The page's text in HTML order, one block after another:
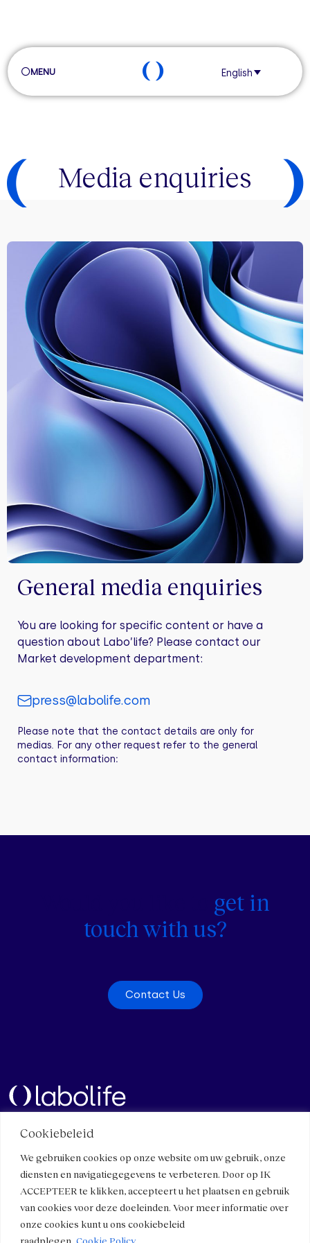
Cookiebeleid
We gebruiken cookies op onze website om uw gebruik, onze
diensten en navigatiegegevens te verbeteren. Door op IK
ACCEPTEER te klikken, accepteert u het plaatsen en gebruik
van cookies voor deze doeleinden. Voor meer informatie over
onze cookies kunt u ons cookiebeleid
raadplegen. Cookie Policy.
MENU English
Media enquiries
General media enquiries
You are looking for specific content or have a
question about Labo’life? Please contact our
Market development department:
press@labolife.com
Please note that the contact details are only for
medias. For any other request refer to the general
contact information:
get in
touch with us?
Contact Us
Meet Us
Components and specificities
Micro-immunotherapy
Healthcare professionals
Terms of use